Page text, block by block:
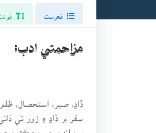
مزاحمتي ادب:
ڏاڍ، صبر، استحصال،
سفر ۾ ڏاڍ ۽ زور تي
پوءِ انهن جي ڀڃڪڙين ۽